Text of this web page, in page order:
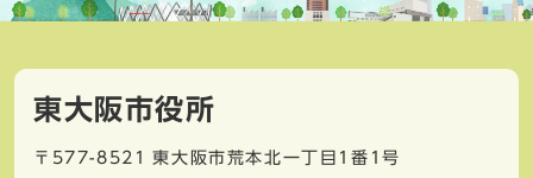
東大阪市役所
〒577-8521
東大阪市荒本北一丁目1番1号